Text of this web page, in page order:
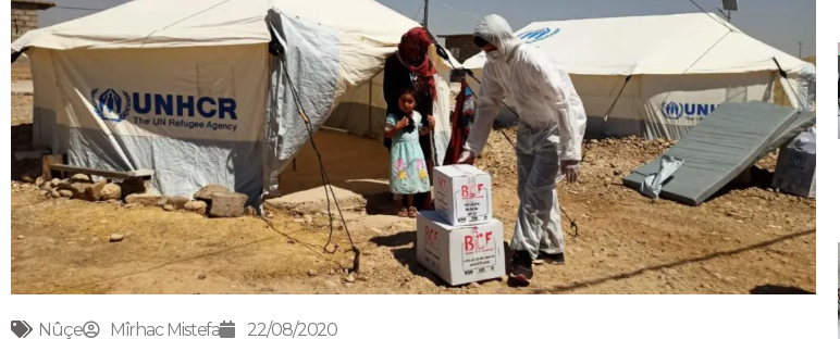
Nûçe Mîrhac Mistefa 22/08/2020